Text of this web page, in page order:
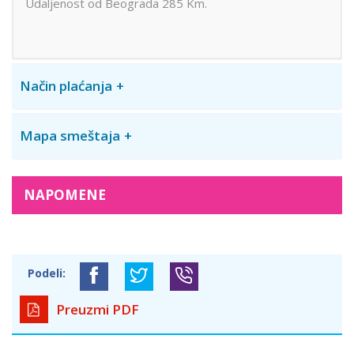
Udaljenost od Beograda 285 Km.
Način plaćanja
Mapa smeštaja
NAPOMENE
Podeli:
Preuzmi PDF